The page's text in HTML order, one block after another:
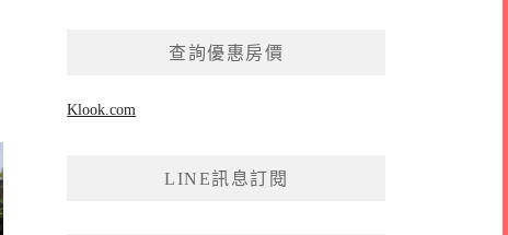
查詢優惠房價
Klook.com
LINE訊息訂閱